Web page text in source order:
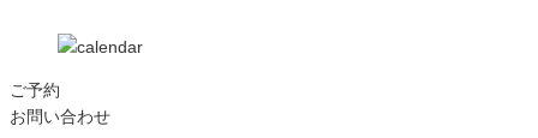
ご予約
お問い合わせ